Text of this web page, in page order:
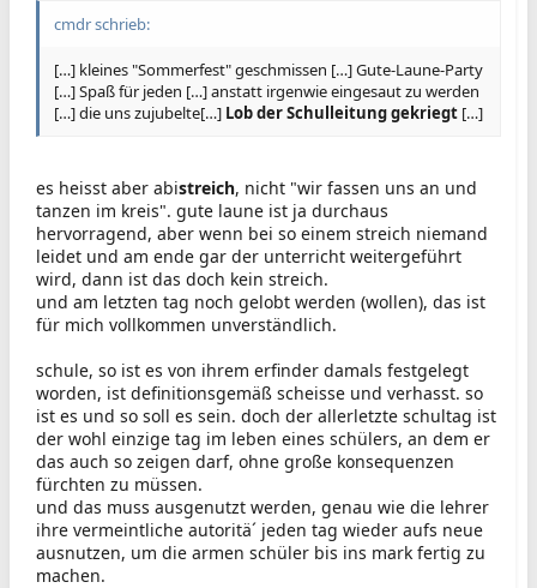
cmdr schrieb:
[…] kleines "Sommerfest" geschmissen […] Gute-Laune-Party
[…] Spaß für jeden […] anstatt irgenwie eingesaut zu werden
[…] die uns zujubelte[…] Lob der Schulleitung gekriegt […]
es heisst aber abistreich, nicht "wir fassen uns an und
tanzen im kreis". gute laune ist ja durchaus
hervorragend, aber wenn bei so einem streich niemand
leidet und am ende gar der unterricht weitergeführt
wird, dann ist das doch kein streich.
und am letzten tag noch gelobt werden (wollen), das ist
für mich vollkommen unverständlich.
schule, so ist es von ihrem erfinder damals festgelegt
worden, ist definitionsgemäß scheisse und verhasst. so
ist es und so soll es sein. doch der allerletzte schultag ist
der wohl einzige tag im leben eines schülers, an dem er
das auch so zeigen darf, ohne große konsequenzen
fürchten zu müssen.
und das muss ausgenutzt werden, genau wie die lehrer
ihre vermeintliche autoritä´ jeden tag wieder aufs neue
ausnutzen, um die armen schüler bis ins mark fertig zu
machen.